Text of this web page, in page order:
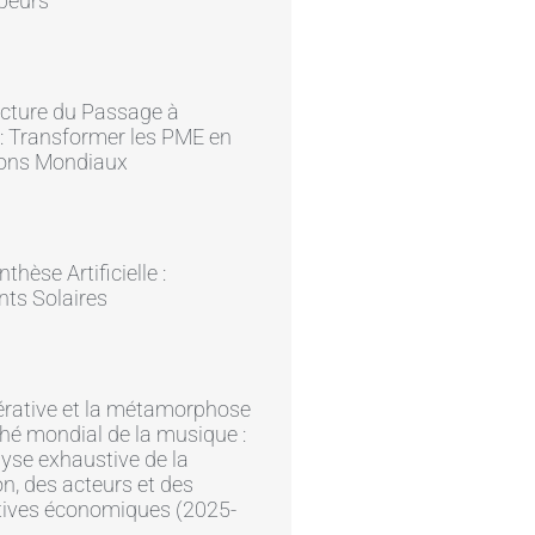
du Passage à
: Transformer les PME en
Mondiaux
Artificielle :
Solaires
et la métamorphose
mondial de la musique :
exhaustive de la
des acteurs et des
économiques (2025-